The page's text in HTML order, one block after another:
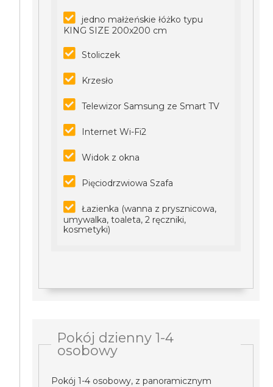
jedno małżeńskie łóżko typu
KING SIZE 200x200 cm
Stoliczek
Krzesło
Telewizor Samsung ze Smart TV
Internet Wi-Fi2
Widok z okna
Pięciodrzwiowa Szafa
Łazienka (wanna z prysznicowa,
umywalka, toaleta, 2 ręczniki,
kosmetyki)
Pokój dzienny 1-4
osobowy
Pokój 1-4 osobowy, z panoramicznym